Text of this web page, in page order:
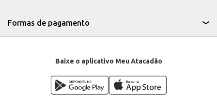
Formas de pagamento
Baixe o aplicativo Meu Atacadão